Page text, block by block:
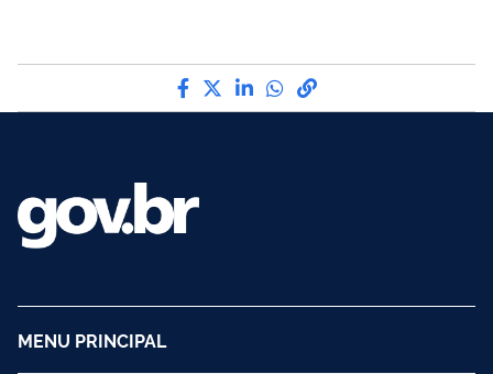
Compartilhe por Facebook
Compartilhe por Twitter
Compartilhe por
Compartilhe por
link para Copiar
MENU PRINCIPAL